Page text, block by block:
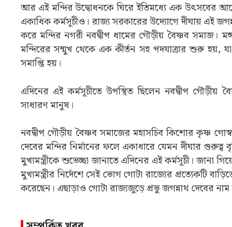
আর এই মন্দির উদ্বোধনকে ঘিরে ইতিমধ্যে এক উৎসবের
একাধিক কর্মসূচীও। রাজ্য সরকারের উদ্যোগে দীঘায় এই
করে মন্দির নগরী নবদ্বীপ ধামের গৌড়ীয় বৈষ্ণব সমাজ।
মন্দিরের সন্মুখ থেকে এক কীর্তন সহ পদযাত্রার শুরু হয়,
সমাপ্তি হয়।
এদিনের এই কর্মসূচীতে উপস্থিত ছিলেন নবদ্বীপ
সাধারণ মানুষ।
নবদ্বীপ গৌড়ীয় বৈষ্ণব সমাজের মহাসচিব কিশোর কৃষ্ণ
দেবের মন্দির নির্মানের ফলে একাধারে যেমন দীঘার
মুখ্যমন্ত্রীকে শুভেচ্ছা জানাতে এদিনের এই কর্মসূচী। জানা
মুখ্যমন্ত্রীর নির্দেশে সেই ভোগ গোটা রাজ্যের প্রত্যেকটি
করেছেন। এছাড়াও গোটা রাজ্যজুড়ে প্রভু জগন্নাথ দেবের